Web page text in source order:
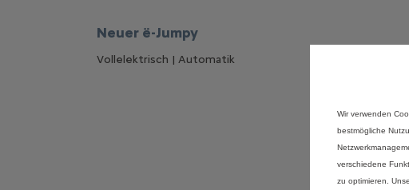
Neuer ë-Jumpy
Vollelektrisch | Automatik
Wir verwenden
bestmögliche
verschiedene
zu optimieren.